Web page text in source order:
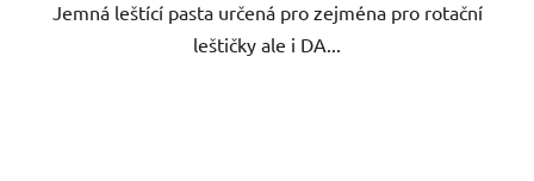
Jemná leštící pasta určená pro zejména pro rotační
leštičky ale i DA...